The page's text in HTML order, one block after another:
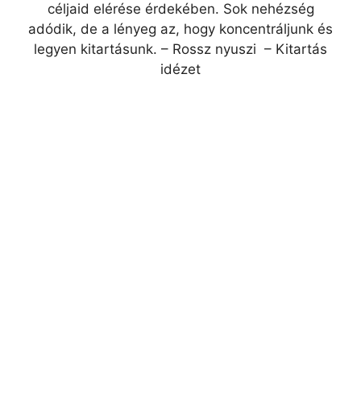
céljaid elérése érdekében. Sok nehézség
adódik, de a lényeg az, hogy koncentráljunk és
legyen kitartásunk. – Rossz nyuszi – Kitartás
idézet